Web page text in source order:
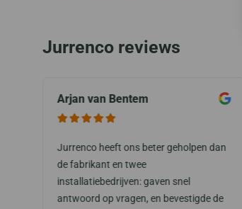
Jurrenco reviews
Arjan van Bentem
Jurrenco heeft ons beter geholpen dan
de fabrikant en twee
installatiebedrijven: gaven snel
antwoord op vragen, en bevestigde de